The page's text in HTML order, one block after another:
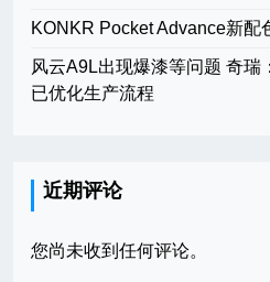
KONKR Pocket Advance新配
风云A9L出现爆漆等问题 奇瑞
已优化生产流程
近期评论
您尚未收到任何评论。